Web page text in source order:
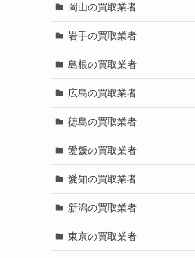
岡山の買取業者
岩手の買取業者
島根の買取業者
広島の買取業者
徳島の買取業者
愛媛の買取業者
愛知の買取業者
新潟の買取業者
東京の買取業者